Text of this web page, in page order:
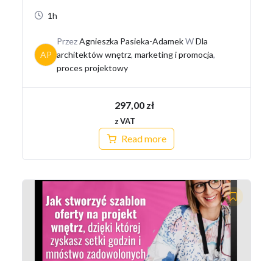
1h
AP
PrzezAgnieszka Pasieka-AdamekWDla
architektów wnętrz, marketing i promocja,
proces projektowy
297,00 zł
z VAT
Read more